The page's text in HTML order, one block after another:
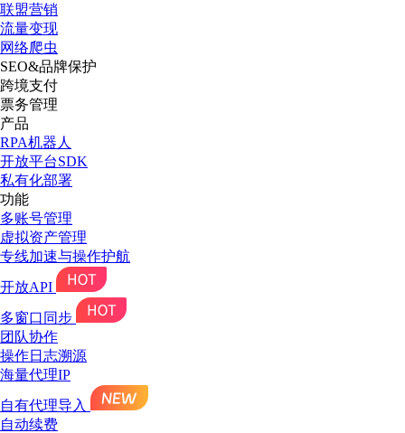
联盟营销
流量变现
网络爬虫
SEO&品牌保护
跨境支付
票务管理
产品
RPA机器人
开放平台SDK
私有化部署
功能
多账号管理
虚拟资产管理
专线加速与操作护航
开放API
多窗口同步
团队协作
操作日志溯源
海量代理IP
自有代理导入
自动续费